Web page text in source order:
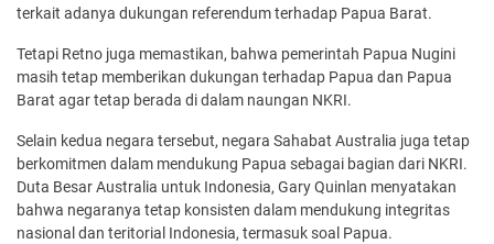
terkait adanya dukungan referendum terhadap Papua Barat.
Tetapi Retno juga memastikan, bahwa pemerintah Papua Nugini
masih tetap memberikan dukungan terhadap Papua dan Papua
Barat agar tetap berada di dalam naungan NKRI.
Selain kedua negara tersebut, negara Sahabat Australia juga tetap
berkomitmen dalam mendukung Papua sebagai bagian dari NKRI.
Duta Besar Australia untuk Indonesia, Gary Quinlan menyatakan
bahwa negaranya tetap konsisten dalam mendukung integritas
nasional dan teritorial Indonesia, termasuk soal Papua.